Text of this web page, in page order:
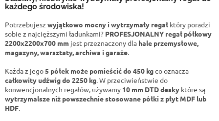
każdego środowiska!
Potrzebujesz wyjątkowo mocny i wytrzymały regał który poradzi
sobie z najcięższymi ładunkami? PROFESJONALNY regał półkowy
2200x2200x700 mm jest przeznaczony dla hale przemysłowe,
magazyny, warsztaty, archiwa i garaże
Każda z jego 5 półek może pomieścić do 450 kgco oznacza
całkowity udźwig do 2250 kg . W przeciwieństwie do
konwencjonalnych regałów, używamy 10 mm DTD desky które są
wytrzymalsze niż powszechnie stosowane półki z płyt MDF lub
HDF